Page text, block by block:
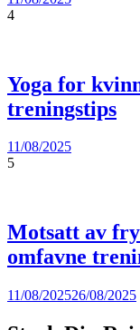
4
Yoga for
treningstips
11/08/2025
5
Motsatt av
omfavne
11/08/202526/08/2025